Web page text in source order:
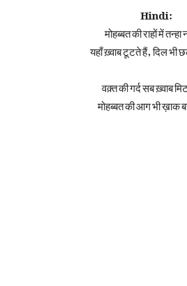
Hindi:
मोहब्बत की राहों में
यहाँ ख़्वाब टूटते हैं, दिल भी
वक़्त की गर्द सब ख़्वाब
मोहब्बत की आग भी ख़ाक